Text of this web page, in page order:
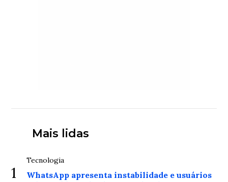
Mais lidas
1
Tecnologia
WhatsApp apresenta instabilidade e usuários